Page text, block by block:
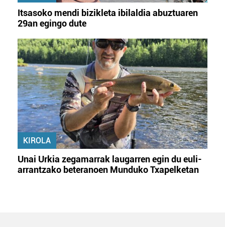
Itsasoko mendi bizikleta ibilaldia abuztuaren
29an egingo dute
KIROLA
Unai Urkia zegamarrak laugarren egin du euli-
arrantzako beteranoen Munduko Txapelketan